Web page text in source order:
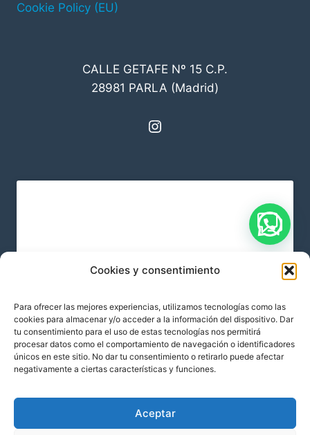
Cookies y consentimiento
Para ofrecer las mejores experiencias, utilizamos tecnologías como las
cookies para almacenar y/o acceder a la información del dispositivo. Dar
tu consentimiento para el uso de estas tecnologías nos permitirá
procesar datos como el comportamiento de navegación o identificadores
únicos en este sitio. No dar tu consentimiento o retirarlo puede afectar
negativamente a ciertas características y funciones.
Aceptar
Cookie Policy (EU)
CALLE GETAFE Nº 15 C.P.
28981 PARLA (Madrid)
Instagram
marketing y permitir este contenido